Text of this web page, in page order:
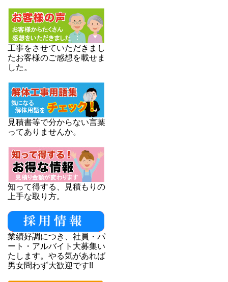
工事をさせていただきまし
たお客様のご感想を載せま
した。
見積書等で分からない言葉
ってありませんか。
知って得する、見積もりの
上手な取り方。
業績好調につき、社員・パ
ート・アルバイト大募集い
たします。やる気があれば
男女問わず大歓迎です!!